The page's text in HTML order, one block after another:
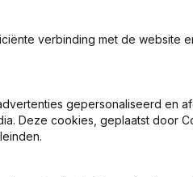
verbinding met de website
gepersonaliseerd en
Deze cookies, geplaatst door